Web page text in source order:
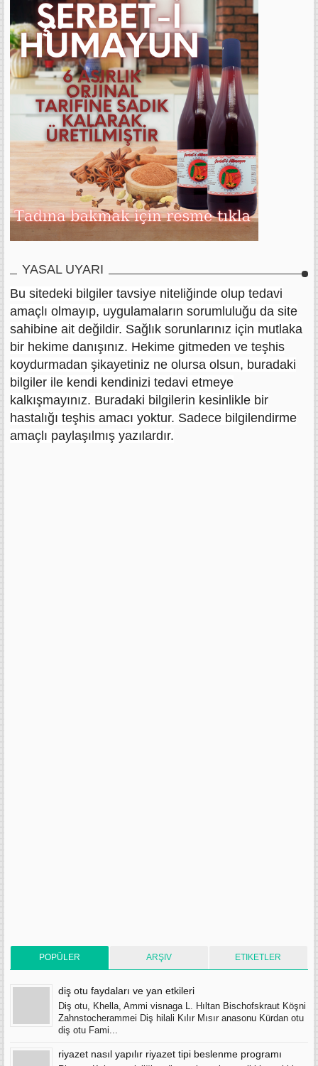
YASAL UYARI
Bu sitedeki bilgiler tavsiye niteliğinde olup tedavi
amaçlı olmayıp, uygulamaların sorumluluğu da site
sahibine ait değildir. Sağlık sorunlarınız için mutlaka
bir hekime danışınız. Hekime gitmeden ve teşhis
koydurmadan şikayetiniz ne olursa olsun, buradaki
bilgiler ile kendi kendinizi tedavi etmeye
kalkışmayınız. Buradaki bilgilerin kesinlikle bir
hastalığı teşhis amacı yoktur. Sadece bilgilendirme
amaçlı paylaşılmış yazılardır.
POPÜLER ARŞIV ETIKETLER
diş otu faydaları ve yan etkileri
Diş otu, Khella, Ammi visnaga L. Hıltan Bischofskraut Köşni
Zahnstocherammei Diş hilali Kılır Mısır anasonu Kürdan otu
diş otu Fami...
riyazet nasıl yapılır riyazet tipi beslenme programı